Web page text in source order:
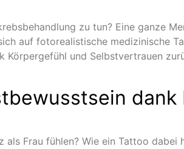
zu tun? Eine ganze
auf fotorealistische medizinische
Körpergefühl und Selbstvertrauen
Frau fühlen? Wie ein Tattoo